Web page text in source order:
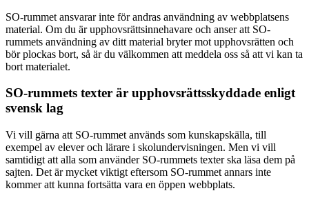
SO-rummet ansvarar inte för andras användning av webbplatsens
material. Om du är upphovsrättsinnehavare och anser att SO-
rummets användning av ditt material bryter mot upphovsrätten och
bör plockas bort, så är du välkommen att meddela oss så att vi kan ta
bort materialet.
SO-rummets texter är upphovsrättsskyddade enligt
svensk lag
Vi vill gärna att SO-rummet används som kunskapskälla, till
exempel av elever och lärare i skolundervisningen. Men vi vill
samtidigt att alla som använder SO-rummets texter ska läsa dem på
sajten. Det är mycket viktigt eftersom SO-rummet annars inte
kommer att kunna fortsätta vara en öppen webbplats.